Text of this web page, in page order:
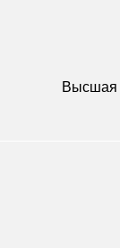
Высшая